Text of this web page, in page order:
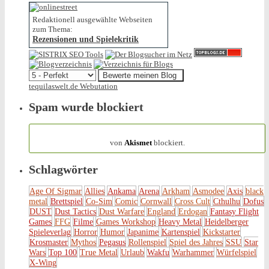
Redaktionell ausgewählte Webseiten
zum Thema:
Rezensionen und Spielekritik
tequilaswelt.de Webutation
Spam wurde blockiert
von Akismetblockiert.
Schlagwörter
Age Of Sigmar Allies Ankama Arena Arkham Asmodee Axis black
metal Brettspiel Co-Sim Comic Cornwall Cross Cult Cthulhu Dofus
DUST Dust Tactics Dust Warfare England Erdogan Fantasy Flight
Games FFG Filme Games Workshop Heavy Metal Heidelberger
Spieleverlag Horror Humor Japanime Kartenspiel Kickstarter
Krosmaster Mythos Pegasus Rollenspiel Spiel des Jahres SSU Star
Wars Top 100 True Metal Urlaub Wakfu Warhammer Würfelspiel
X-Wing